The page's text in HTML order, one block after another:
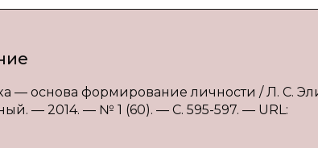
— основа формирование личности / Л. С.
— 2014. — № 1 (60). — С. 595-597. — URL: